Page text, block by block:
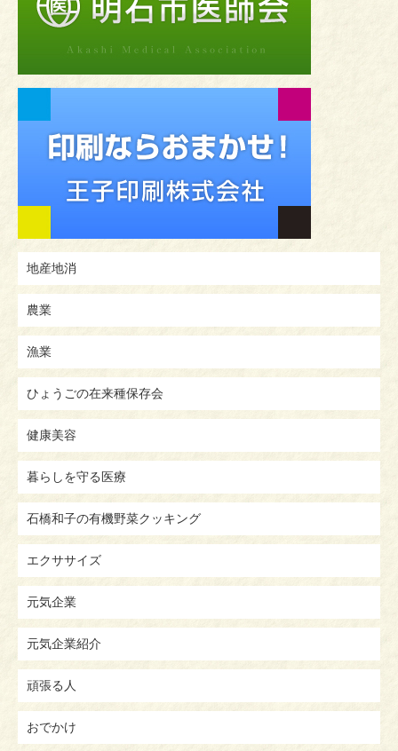
地産地消
農業
漁業
ひょうごの在来種保存会
健康美容
暮らしを守る医療
石橋和子の有機野菜クッキング
エクササイズ
元気企業
元気企業紹介
頑張る人
おでかけ